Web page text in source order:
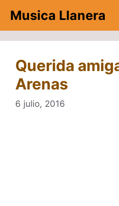
contenido
Musica Llanera
Querida
Arenas
6 julio, 2016